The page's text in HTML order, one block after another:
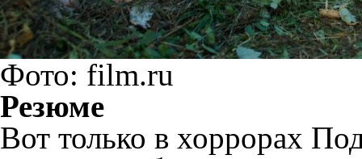
Фото: film.ru
Резюме
Вот только в хоррорах